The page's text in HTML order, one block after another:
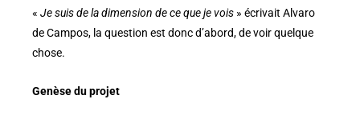
« Je suis de la dimension de ce que je vois » écrivait Alvaro
de Campos, la question est donc d’abord, de voir quelque
chose.
Genèse du projet